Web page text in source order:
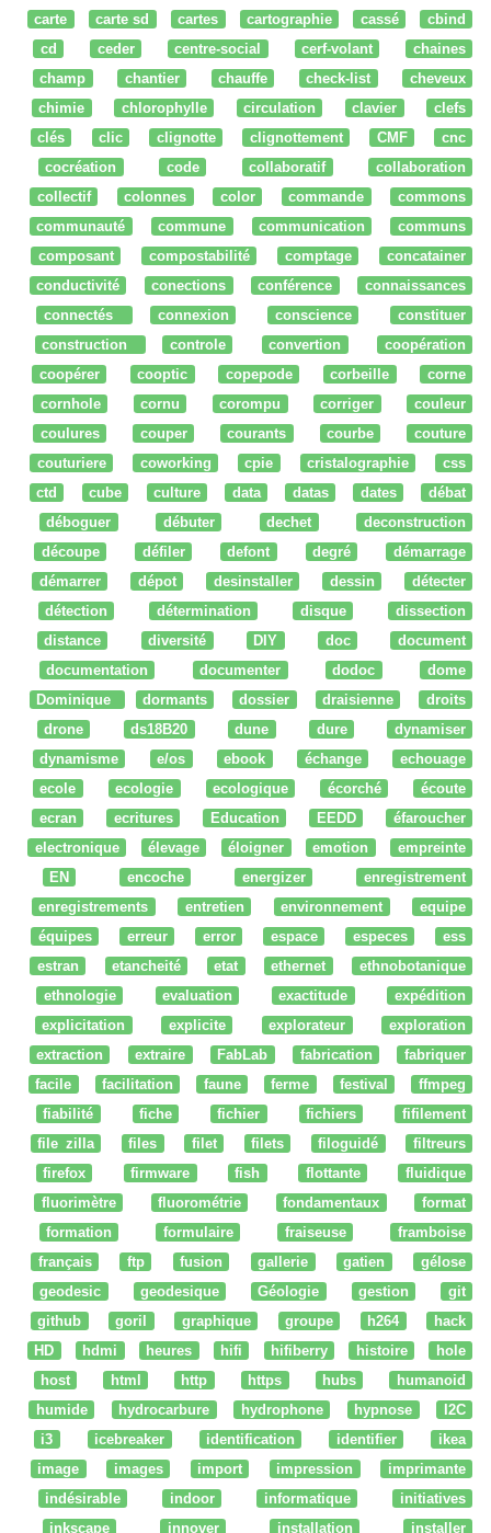
carte
carte sd cartes cartographie cassé
cbind
cd
ceder centre-social cerf-volant
chaines
champ
chantier chauffe check-list
cheveux
chimie
chlorophylle circulation clavier
clefs
clés
clic clignotte clignottement CMF
cnc
cocréation
code collaboratif
collaboration
collectif
colonnes color commande
commons
communauté
commune communication
communs
composant
compostabilité comptage
concatainer
conductivité
conections conférence
connaissances
connectés
connexion conscience
constituer
construction
controle convertion
coopération
coopérer
cooptic copepode corbeille
corne
cornhole
cornu corompu corriger
couleur
coulures
couper courants courbe
couture
couturiere
coworking cpie cristalographie
css
ctd
cube culture data datas dates
débat
déboguer
débuter dechet
deconstruction
découpe
défiler defont degré
démarrage
démarrer
dépot desinstaller dessin
détecter
détection
détermination disque
dissection
distance
diversité DIY doc
document
documentation
documenter dodoc
dome
Dominique
dormants dossier draisienne
droits
drone
ds18B20 dune dure
dynamiser
dynamisme
e/os ebook échange
echouage
ecole
ecologie ecologique écorché
écoute
ecran
ecritures Education EEDD
éfaroucher
electronique
élevage éloigner emotion
empreinte
EN
encoche energizer
enregistrement
enregistrements
entretien environnement
equipe
équipes
erreur error espace especes
ess
estran
etancheité etat ethernet
ethnobotanique
ethnologie
evaluation exactitude
expédition
explicitation
explicite explorateur
exploration
extraction
extraire FabLab fabrication
fabriquer
facile
facilitation faune ferme festival
ffmpeg
fiabilité
fiche fichier fichiers
fifilement
file zilla
files filet filets filoguidé
filtreurs
firefox
firmware fish flottante
fluidique
fluorimètre
fluorométrie fondamentaux
format
formation
formulaire fraiseuse
framboise
français
ftp fusion gallerie gatien
gélose
geodesic
geodesique Géologie gestion
git
github
goril graphique groupe h264
hack
HD
hdmi heures hifi hifiberry histoire
hole
host
html http https hubs
humanoid
humide
hydrocarbure hydrophone hypnose
I2C
i3
icebreaker identification identifier
ikea
image
images import impression
imprimante
indésirable
indoor informatique
initiatives
inkscape
innover installation installer